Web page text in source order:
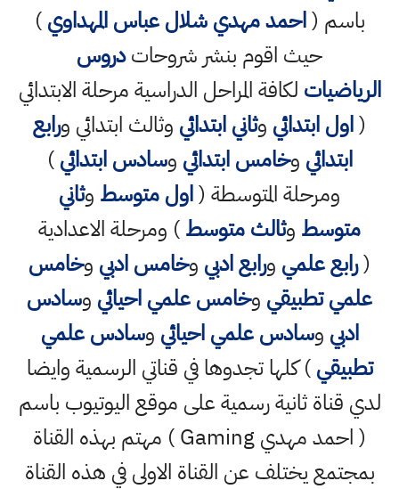
باسم (احمد مهدي شلال عباس المهداوي)
حيث اقوم بنشر شروحاتدروس
الرياضيات لكافة المراحل الدراسية مرحلة الابتدائي
(اول ابتدائي وثاني ابتدائي وثالث ابتدائي ورابع
ابتدائي وخامس ابتدائي وسادس ابتدائي)
ومرحلة المتوسطة (اول متوسط وثاني
متوسط وثالث متوسط) ومرحلة الاعدادية
(رابع علمي ورابع ادبي وخامس ادبي وخامس
علمي تطبيقي وخامس علمي احيائي وسادس
ادبي وسادس علمي احيائي وسادس علمي
تطبيقي) كلها تجدوها في قناتي الرسمية وايضا
لدي قناة ثانية رسمية على موقع اليوتيوب باسم
( احمد مهدي Gaming ) مهتم بهذه القناة
بمجتمع يختلف عن القناة الاولى في هذه القناة